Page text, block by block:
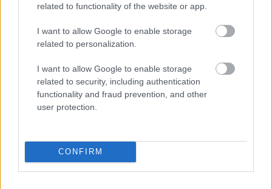
related to functionality of the website or app.
I want to allow Google to enable storage
related to personalization.
I want to allow Google to enable storage
related to security, including authentication
functionality and fraud prevention, and other
user protection.
CONFIRM
a ManUtdFanatics.hu működését!
Kapcsolódó hírek